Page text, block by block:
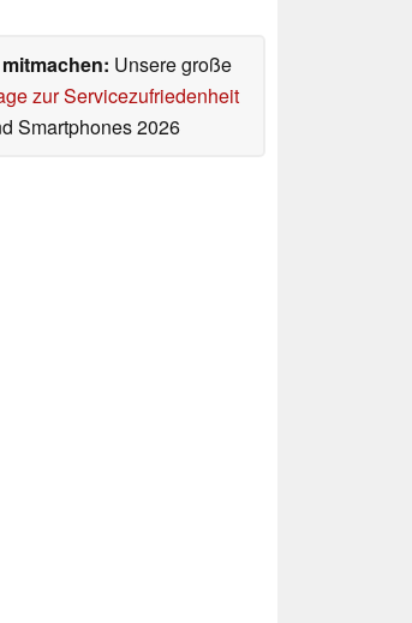
Unsere große
zur Servicezufriedenheit
Smartphones 2026